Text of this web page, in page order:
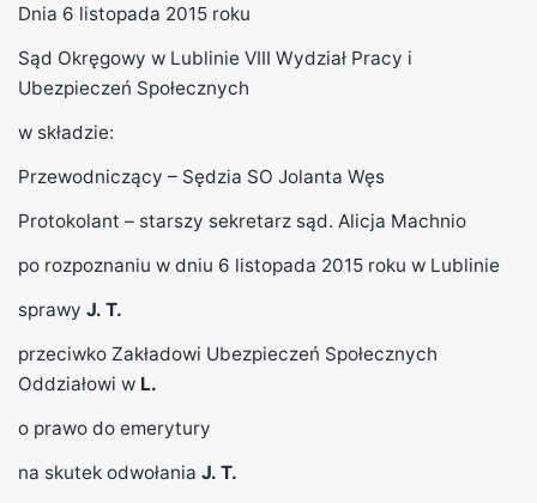
Dnia 6 listopada 2015 roku
Sąd Okręgowy w Lublinie VIII Wydział Pracy i
Ubezpieczeń Społecznych
w składzie:
Przewodniczący – Sędzia SO Jolanta Węs
Protokolant – starszy sekretarz sąd. Alicja Machnio
po rozpoznaniu w dniu 6 listopada 2015 roku w Lublinie
sprawy J. T.
przeciwko Zakładowi Ubezpieczeń Społecznych
Oddziałowi w L.
o prawo do emerytury
na skutek odwołania J. T.